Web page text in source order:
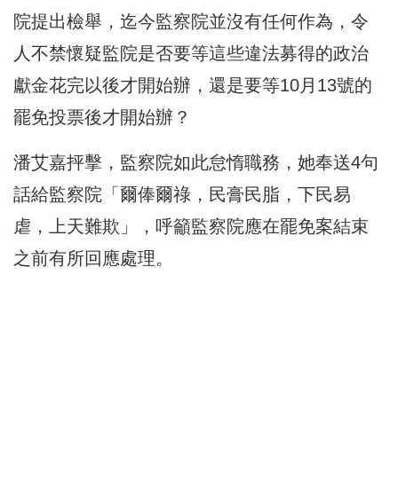
院提出檢舉，迄今監察院並沒有任何作為，令
人不禁懷疑監院是否要等這些違法募得的政治
獻金花完以後才開始辦，還是要等10月13號的
罷免投票後才開始辦？
潘艾嘉抨擊，監察院如此怠惰職務，她奉送4句
話給監察院「爾俸爾祿，民膏民脂，下民易
虐，上天難欺」，呼籲監察院應在罷免案結束
之前有所回應處理。